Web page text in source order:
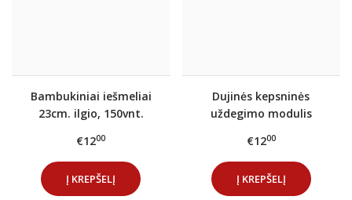
Bambukiniai iešmeliai
23cm. ilgio, 150vnt.
€1200
Į KREPŠELĮ
Dujinės kepsninės
uždegimo modulis
€1200
Į KREPŠELĮ